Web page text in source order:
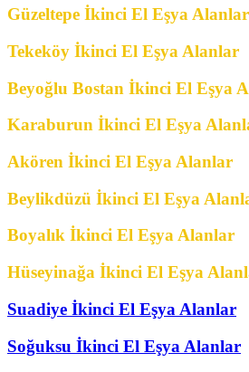
Güzeltepe İkinci El Eşya Alanlar
Tekeköy İkinci El Eşya Alanlar
Beyoğlu Bostan İkinci El Eşya
Karaburun İkinci El Eşya
Akören İkinci El Eşya Alanlar
Beylikdüzü İkinci El Eşya
Boyalık İkinci El Eşya Alanlar
Hüseyinağa İkinci El Eşya
Suadiye İkinci El Eşya Alanlar
Soğuksu İkinci El Eşya Alanlar